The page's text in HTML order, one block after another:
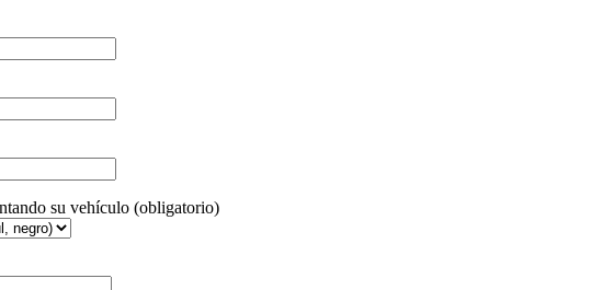
su vehículo (obligatorio)